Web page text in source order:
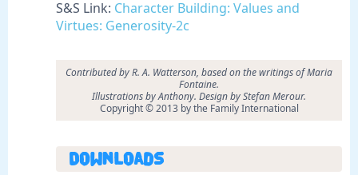
S&S Link: Character Building: Values and
Virtues: Generosity-2c
Contributed by R. A. Watterson, based on the writings of Maria
Fontaine.
Illustrations by Anthony. Design by Stefan Merour.
Copyright © 2013 by the Family International
Downloads